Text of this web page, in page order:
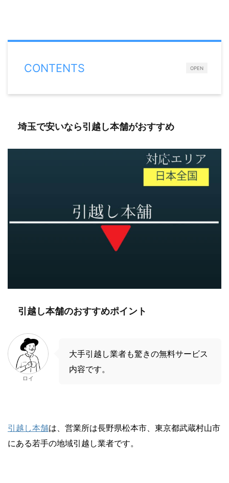
OPEN
CONTENTS
埼玉で安いなら引越し本舗がおすすめ
引越し本舗のおすすめポイント
ロイ
大手引越し業者も驚きの無料サービス
内容です。
引越し本舗は、営業所は長野県松本市、東京都武蔵村山市
にある若手の地域引越し業者です。